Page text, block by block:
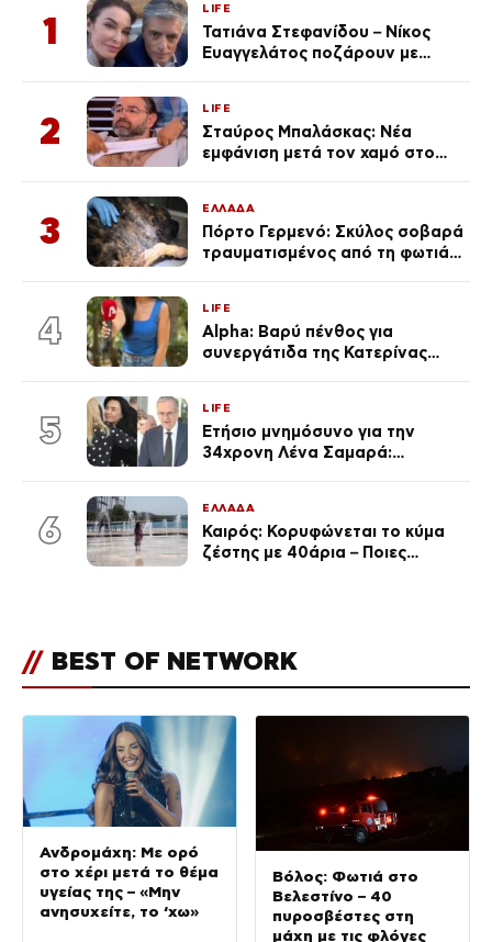
1
LIFE
Τατιάνα Στεφανίδου – Νίκος
Ευαγγελάτος ποζάρουν με
2
LIFE
Σταύρος Μπαλάσκας: Νέα
εμφάνιση μετά τον χαμό στο
3
ΕΛΛΑΔΑ
Πόρτο Γερμενό: Σκύλος σοβαρά
τραυματισμένος από τη φωτιά
4
LIFE
Alpha: Βαρύ πένθος για
συνεργάτιδα της Κατερίνας
του Θεού»
5
LIFE
Ετήσιο μνημόσυνο για την
34χρονη Λένα Σαμαρά:
6
ΕΛΛΑΔΑ
Καιρός: Κορυφώνεται το κύμα
ζέστης με 40άρια – Ποιες
// BEST OF NETWORK
Ανδρομάχη: Με ορό
στο χέρι μετά το θέμα
υγείας της – «Μην
ανησυχείτε, το ‘χω»
Βόλος: Φωτιά στο
Βελεστίνο – 40
πυροσβέστες στη
μάχη με τις φλόγες